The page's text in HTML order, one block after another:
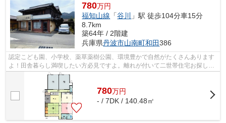
780万円
福知山線 「谷川
」駅 徒歩104分車15分
8.7km
築64年 / 2階建
兵庫県丹波市山南町和田386
認定こども園、小学校、薬草薬樹公園、環境豊かで自然がたくさんあります
よ！田舎暮らし満喫したい方必見ですよ。離れが付いて二世帯住宅お探しの
方に最適です。家庭菜園できる畑付き...
780万円
- / 7DK / 140.48㎡